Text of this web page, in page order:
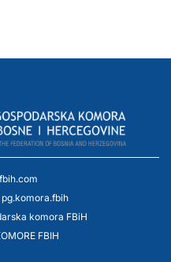
pg.komora.fbih
komora FBiH
FBIH